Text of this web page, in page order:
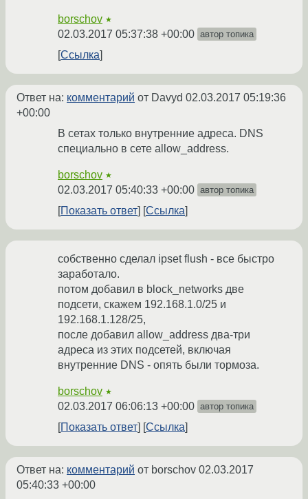
borschov ★
02.03.2017 05:37:38 +00:00 автор топика
Ссылка
Ответ на: комментарий от Davyd 02.03.2017 05:19:36
+00:00
В сетах только внутренние адреса. DNS
специально в сете allow_address.
borschov ★
02.03.2017 05:40:33 +00:00 автор топика
Показать ответ Ссылка
собственно сделал ipset flush - все быстро
заработало.
потом добавил в block_networks две
подсети, скажем 192.168.1.0/25 и
192.168.1.128/25,
после добавил allow_address два-три
адреса из этих подсетей, включая
внутренние DNS - опять были тормоза.
borschov ★
02.03.2017 06:06:13 +00:00 автор топика
Показать ответ Ссылка
Ответ на: комментарий от borschov 02.03.2017
05:40:33 +00:00